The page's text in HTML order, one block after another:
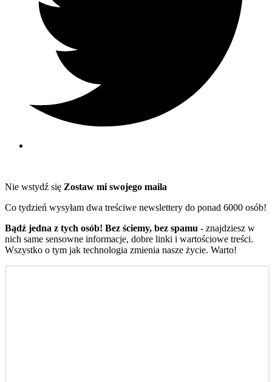
Nie wstydź się Zostaw mi swojego maila
Co tydzień wysyłam dwa treściwe newslettery do ponad 6000 osób!
Bądź jedna z tych osób! Bez ściemy, bez spamu - znajdziesz w
nich same sensowne informacje, dobre linki i wartościowe treści.
Wszystko o tym jak technologia zmienia nasze życie. Warto!